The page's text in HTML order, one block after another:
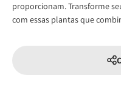
proporcionam. Transforme
com essas plantas que